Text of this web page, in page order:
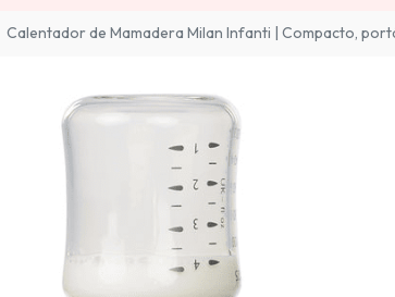
Calentador de Mamadera Milan Infanti | Compacto,